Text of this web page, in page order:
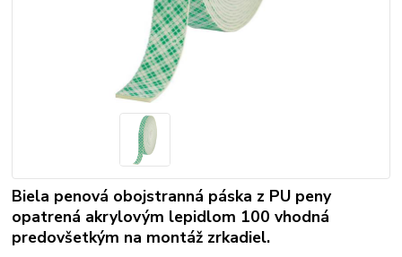
Biela penová obojstranná páska z PU peny
opatrená akrylovým lepidlom 100 vhodná
predovšetkým na montáž zrkadiel.